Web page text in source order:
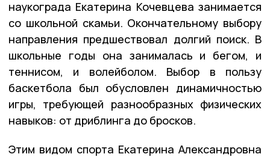
наукограда Екатерина Кочевцева занимается
со школьной скамьи. Окончательному выбору
направления предшествовал долгий поиск. В
школьные годы она занималась и бегом, и
теннисом, и волейболом. Выбор в пользу
баскетбола был обусловлен динамичностью
игры, требующей разнообразных физических
навыков: от дриблинга до бросков.
Этим видом спорта Екатерина Александровна